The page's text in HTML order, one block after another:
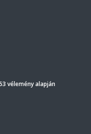
vélemény alapján